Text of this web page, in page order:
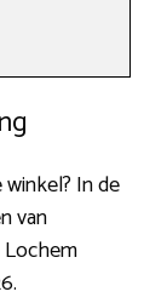
In de
van